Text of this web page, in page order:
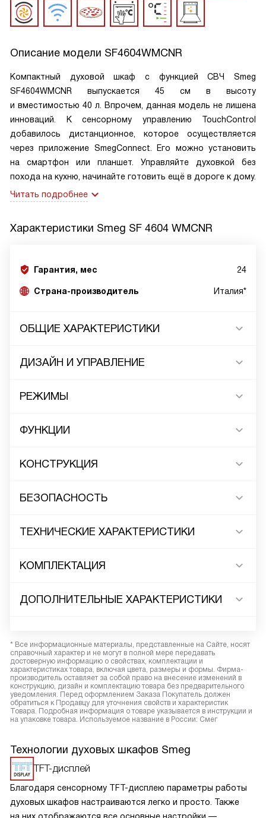
Описание модели SF4604WMCNR
Компактный духовой шкаф с функцией СВЧ Smeg
SF4604WMCNR выпускается 45 см в высоту
и вместимостью 40 л. Впрочем, данная модель не лишена
инноваций. К сенсорному управлению TouchControl
добавилось дистанционное, которое осуществляется
через приложение SmegConnect. Его можно установить
на смартфон или планшет. Управляйте духовкой без
похода на кухню, начинайте готовить ещё в дороге к дому.
Читать подробнее
Характеристики Smeg SF 4604 WMCNR
Гарантия, мес 24
Страна-производитель Италия*
ОБЩИЕ ХАРАКТЕРИСТИКИ
ДИЗАЙН И УПРАВЛЕНИЕ
РЕЖИМЫ
ФУНКЦИИ
КОНСТРУКЦИЯ
БЕЗОПАСНОСТЬ
ТЕХНИЧЕСКИЕ ХАРАКТЕРИСТИКИ
КОМПЛЕКТАЦИЯ
ДОПОЛНИТЕЛЬНЫЕ ХАРАКТЕРИСТИКИ
* Все информационные материалы, представленные на Сайте, носят
справочный характер и не могут в полной мере передавать
достоверную информацию о свойствах, комплектации и
характеристиках товара, включая цвета, размеры и формы. Фирма-
производитель оставляет за собой право на внесение изменений в
конструкцию, дизайн и комплектацию товара без предварительного
уведомления. Перед оформлением Заказа Покупатель должен
обратиться к Продавцу для уточнения свойств и характеристик
Товара. Подробная информация о товаре указывается в инструкции и
на упаковке товара. Используемое название в России: Смег
Технологии духовых шкафов Smeg
TFT-дисплей
Благодаря сенсорному TFT-дисплею параметры работы
духовых шкафов настраиваются легко и просто. Также